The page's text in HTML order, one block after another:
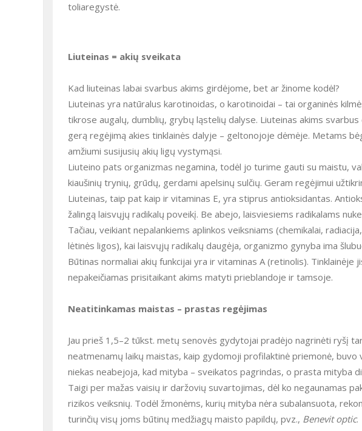
toliaregystė.
Liuteinas = akių sveikata
Kad liuteinas labai svarbus akims girdėjome, bet ar žinome kodėl?
Liuteinas yra natūralus karotinoidas, o karotinoidai – tai organinės kilmės pigmentai, natūraliai susidarantys tam
tikrose augalų, dumblių, grybų ląstelių dalyse. Liuteinas akims
gerą regėjimą akies tinklainės dalyje – geltonojoje dėmėje. Metams
amžiumi susijusių akių ligų vystymąsi.
Liuteino pats organizmas negamina, todėl jo turime gauti su maistu, valgydami žalios spalvos vaisių ir daržovių,
kiaušinių trynių, grūdų, gerdami apelsinų sulčių. Geram regėjimui
Liuteinas, taip pat kaip ir vitaminas E, yra stiprus antioksidantas. Antioksidantai reikalingi akims, nes neutralizuoja
žalingą laisvųjų radikalų poveikį. Be abejo, laisviesiems radikalams
Tačiau, veikiant nepalankiems aplinkos veiksniams (chemikalai,
lėtinės ligos), kai laisvųjų radikalų daugėja, organizmo gynyba ima
Būtinas normaliai akių funkcijai yra ir vitaminas A (retinolis). Tinklainėje jis verčiamas pigmentu rodopsinu, kuris
nepakeičiamas prisitaikant akims matyti prieblandoje ir tamsoje.
Neatitinkamas maistas – prastas regėjimas
Jau prieš 1,5–2 tūkst. metų senovės gydytojai pradėjo nagrinėti ryšį tarp mitybos ir sveikatos. Lietuvoje nuo
neatmenamų laikų maistas, kaip gydomoji profilaktinė priemonė, buvo
niekas neabejoja, kad mityba – sveikatos pagrindas, o prasta mityba
Taigi per mažas vaisių ir daržovių suvartojimas, dėl ko negaunamas pakankamas liuteino kiekis, yra vienas iš akių ligų
rizikos veiksnių. Todėl žmonėms, kurių mityba nėra subalansuota,
turinčių visų joms būtinų medžiagų maisto papildų, pvz., Benevit optic.